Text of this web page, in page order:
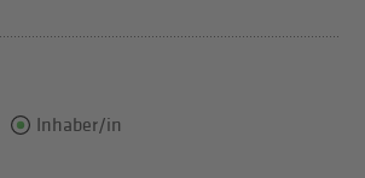
Inhaber/in